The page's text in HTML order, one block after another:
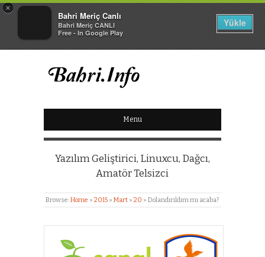
×
Bahri Meriç Canlı
Bahri Meriç CANLI
Free - In Google Play
Yükle
BAHRI MERIÇ CANLI
KIŞISEL WEB SITESI
Menu
Yazılım Geliştirici, Linuxcu, Dağcı,
Amatör Telsizci
Browse:Home » 2015 » Mart » 20 » Dolandırıldım mı acaba?